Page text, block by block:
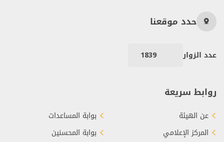
حدد موقعنا
عدد الزوار 1839
روابط سريعة
عن الهيئة
المركز الإعلامي
بوابة المساعدات
بوابة المحسنين